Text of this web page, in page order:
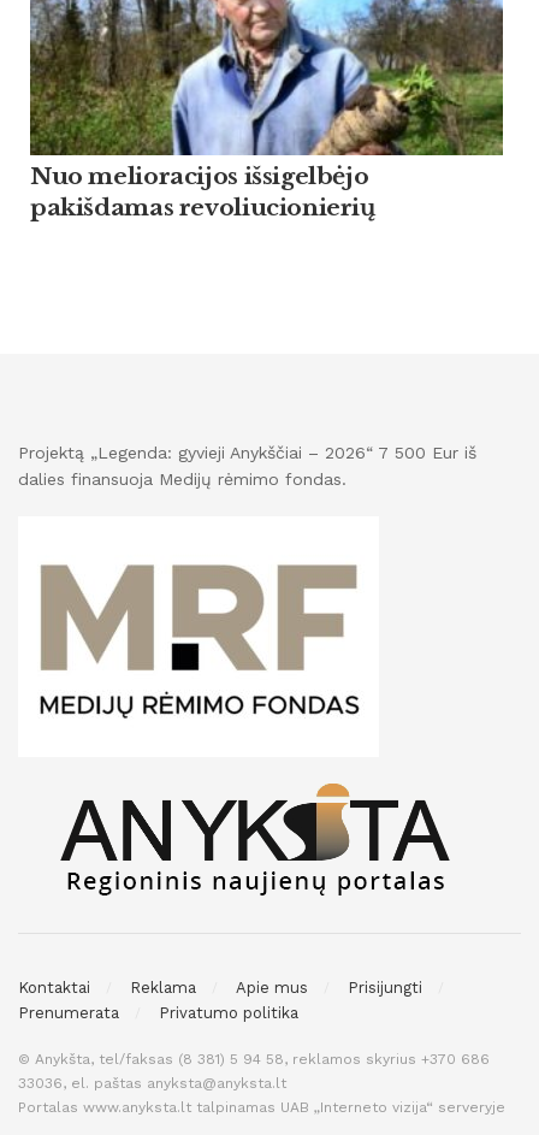
Nuo melioracijos išsigelbėjo
pakišdamas revoliucionierių
Projektą „Legenda: gyvieji Anykščiai – 2026“ 7 500 Eur iš
dalies finansuoja Medijų rėmimo fondas.
Kontaktai Reklama Apie mus
Prisijungti
Prenumerata
Privatumo politika
© Anykšta, tel/faksas (8 381) 5 94 58, reklamos skyrius +370 686
33036, el. paštas anyksta@anyksta.lt
Portalas www.anyksta.lt talpinamas UAB „Interneto vizija“ serveryje